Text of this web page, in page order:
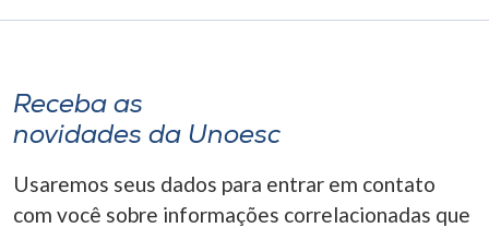
Receba as
novidades da Unoesc
Usaremos seus dados para entrar em contato
com você sobre informações correlacionadas que